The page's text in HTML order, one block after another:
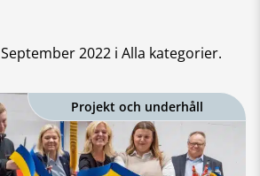
September 2022 i Alla kategorier.
Projekt och underhåll